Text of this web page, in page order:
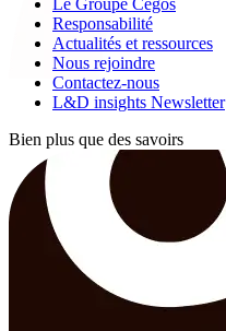
Le Groupe Cegos
Responsabilité
Actualités et ressources
Nous rejoindre
Contactez-nous
L&D insights Newsletter
Bien plus que des savoirs